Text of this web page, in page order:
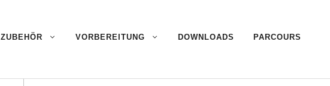
ZUBEHÖR VORBEREITUNG DOWNLOADS PARCOURS